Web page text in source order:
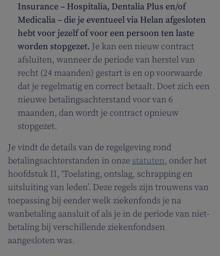
Insurance – Hospitalia, Dentalia Plus en/of
Medicalia – die je eventueel via Helan afgesloten
hebt voor jezelf of voor een persoon ten laste
worden stopgezet. Je kan een nieuw contract
afsluiten, wanneer de periode van herstel van
recht (24 maanden) gestart is en op voorwaarde
dat je regelmatig en correct betaalt. Doet zich een
nieuwe betalingsachterstand voor van 6
maanden, dan wordt je contract opnieuw
stopgezet.
Je vindt de details van de regelgeving rond
betalingsachterstanden in onze statuten, onder het
hoofdstuk II, ‘Toelating, ontslag, schrapping en
uitsluiting van leden’. Deze regels zijn trouwens van
toepassing bij eender welk ziekenfonds je na
wanbetaling aansluit of als je in de periode van niet-
betaling bij verschillende ziekenfondsen
aangesloten was.